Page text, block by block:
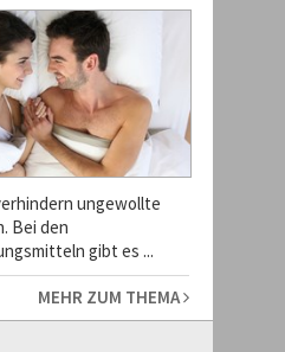
ungewollte
Bei den
gibt es ...
MEHR ZUM THEMA